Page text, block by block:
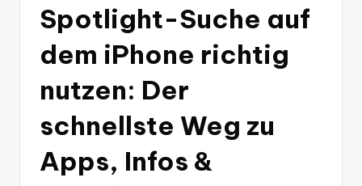
Spotlight-Suche auf
dem iPhone richtig
nutzen: Der
schnellste Weg zu
Apps, Infos &